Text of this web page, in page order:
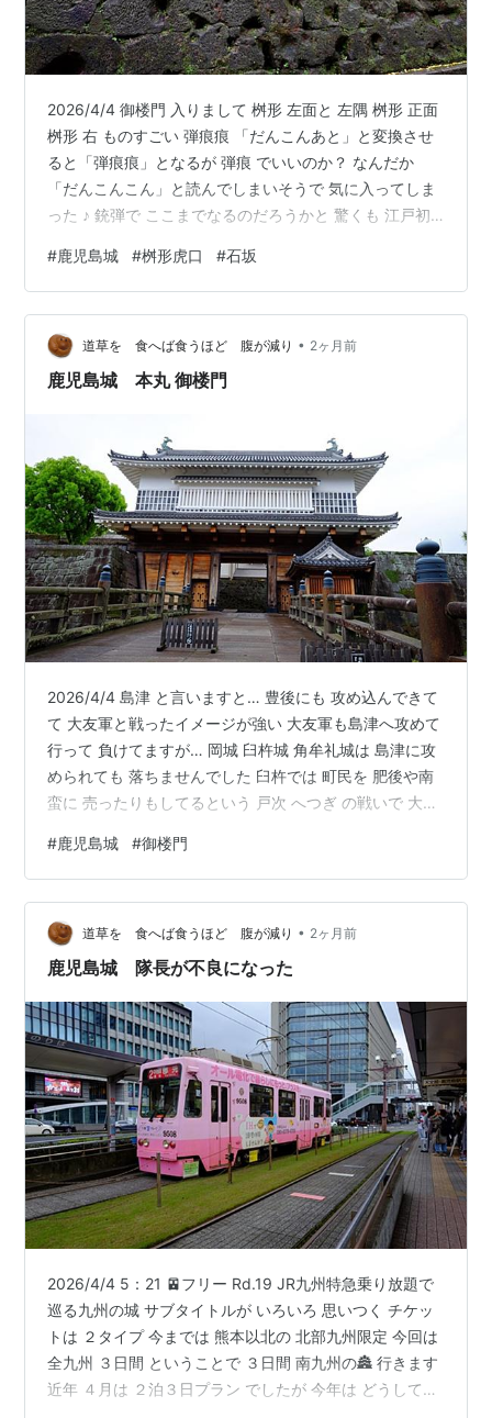
2026/4/4 御楼門 入りまして 桝形 左面と 左隅 桝形 正面
桝形 右 ものすごい 弾痕痕 「だんこんあと」と変換させ
ると「弾痕痕」となるが 弾痕 でいいのか？ なんだか
「だんこんこん」と読んでしまいそうで 気に入ってしま
った ♪ 銃弾で ここまでなるのだろうかと 驚くも 江戸初
すよ 江戸後期 アヘン戦争で清の軍艦が 砲撃される絵 蒸
気船で炸裂弾でした 明治10年 西南の役 政府軍は ここに
ぶっ放した こんなとこに居たら たまったもんじゃない
そんなレベルじゃないです ここまでして 戦わなければ
いけなかったのか… それを言…
#鹿児島城 #桝形虎口 #石坂
道草を 食へば食うほど 腹が減り • 2ヶ月前
鹿児島城 本丸 御楼門
2026/4/4 島津 と言いますと… 豊後にも 攻め込んできて
て 大友軍と戦ったイメージが強い 大友軍も島津へ攻めて
行って 負けてますが… 岡城 臼杵城 角牟礼城は 島津に攻
められても 落ちませんでした 臼杵では 町民を 肥後や南
蛮に 売ったりもしてるという 戸次 へつぎ の戦いで 大敗
がった そして 関ケ原 家康軍の正面突破をした島津軍 で
すが 西軍に付いた 島津 ま～ 大雑把に こんなことぐらい
しか 知りませんが 関ケ原以降の築城ということで 徳川
に配慮し 天守なし 堀も控えめ ってことですか… あれ 戦
国時代 九州統一しようかとい…
#鹿児島城 #御楼門
道草を 食へば食うほど 腹が減り • 2ヶ月前
鹿児島城 隊長が不良になった
2026/4/4 5：21 🚈フリー Rd.19 JR九州特急乗り放題で
巡る九州の城 サブタイトルが いろいろ 思いつく チケッ
トは ２タイプ 今までは 熊本以北の 北部九州限定 今回は
全九州 ３日間 ということで ３日間 南九州の🏯 行きます
近年 ４月は ２泊３日プラン でしたが 今年は どうしても